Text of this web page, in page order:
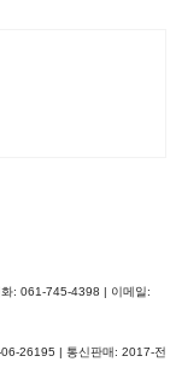
: 061-745-4398 | 이메일:
26195 | 통신판매: 2017-전